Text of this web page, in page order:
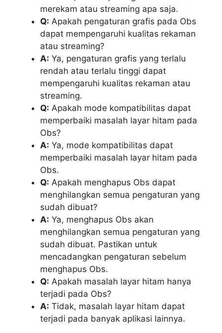
merekam atau streaming apa saja.
Q: Apakah pengaturan grafis pada Obs
dapat mempengaruhi kualitas rekaman
atau streaming?
A: Ya, pengaturan grafis yang terlalu
rendah atau terlalu tinggi dapat
mempengaruhi kualitas rekaman atau
streaming.
Q: Apakah mode kompatibilitas dapat
memperbaiki masalah layar hitam pada
Obs?
A: Ya, mode kompatibilitas dapat
memperbaiki masalah layar hitam pada
Obs.
Q: Apakah menghapus Obs dapat
menghilangkan semua pengaturan yang
sudah dibuat?
A: Ya, menghapus Obs akan
menghilangkan semua pengaturan yang
sudah dibuat. Pastikan untuk
mencadangkan pengaturan sebelum
menghapus Obs.
Q: Apakah masalah layar hitam hanya
terjadi pada Obs?
A: Tidak, masalah layar hitam dapat
terjadi pada banyak aplikasi lainnya.